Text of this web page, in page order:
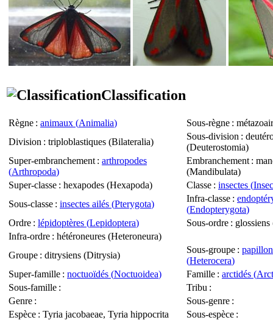
Classification
Règne : animaux (Animalia) Sous-règne :
Division : triploblastiques (Bilateralia)
Sous-division :
(Deuterostomia)
Super-embranchement : arthropodes
(Arthropoda)
Embranchement :
(Mandibulata)
Super-classe : hexapodes (Hexapoda) Classe : insectes (
Sous-classe : insectes ailés (Pterygota)
Infra-classe :
(Endopterygota)
Ordre : lépidoptères (Lepidoptera) Sous-ordre : glossiens
Infra-ordre : hétéroneures (Heteroneura)
Groupe : ditrysiens (Ditrysia)
Sous-groupe :
(Heterocera)
Super-famille : noctuoïdés (Noctuoidea) Famille : arctidés (
Sous-famille : Tribu :
Genre : Sous-genre :
Espèce : Tyria jacobaeae, Tyria hippocrita Sous-espèce :